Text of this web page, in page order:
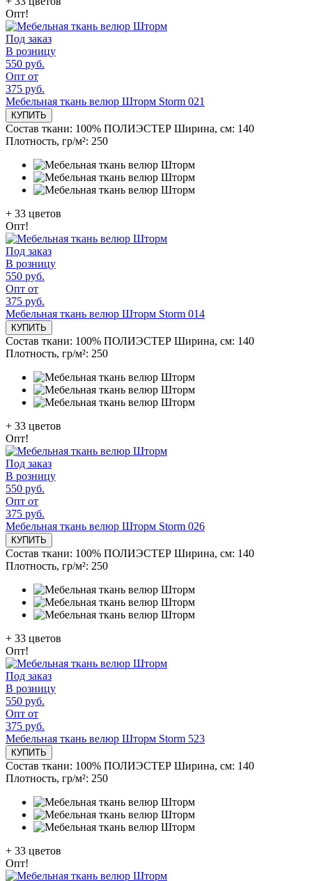
Опт!
Под заказ
В розницу
550 руб.
Опт от
375 руб.
Мебельная ткань велюр Шторм Storm 021
КУПИТЬ
Состав ткани: 100% ПОЛИЭСТЕР Ширина, см: 140
Плотность, гр/м²: 250
+ 33 цветов
Опт!
Под заказ
В розницу
550 руб.
Опт от
375 руб.
Мебельная ткань велюр Шторм Storm 014
КУПИТЬ
Состав ткани: 100% ПОЛИЭСТЕР Ширина, см: 140
Плотность, гр/м²: 250
+ 33 цветов
Опт!
Под заказ
В розницу
550 руб.
Опт от
375 руб.
Мебельная ткань велюр Шторм Storm 026
КУПИТЬ
Состав ткани: 100% ПОЛИЭСТЕР Ширина, см: 140
Плотность, гр/м²: 250
+ 33 цветов
Опт!
Под заказ
В розницу
550 руб.
Опт от
375 руб.
Мебельная ткань велюр Шторм Storm 523
КУПИТЬ
Состав ткани: 100% ПОЛИЭСТЕР Ширина, см: 140
Плотность, гр/м²: 250
+ 33 цветов
Опт!